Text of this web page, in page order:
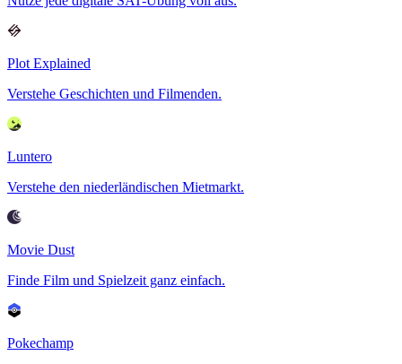
Plot Explained
Verstehe Geschichten und Filmenden.
Luntero
Verstehe den niederländischen Mietmarkt.
Movie Dust
Finde Film und Spielzeit ganz einfach.
Pokechamp